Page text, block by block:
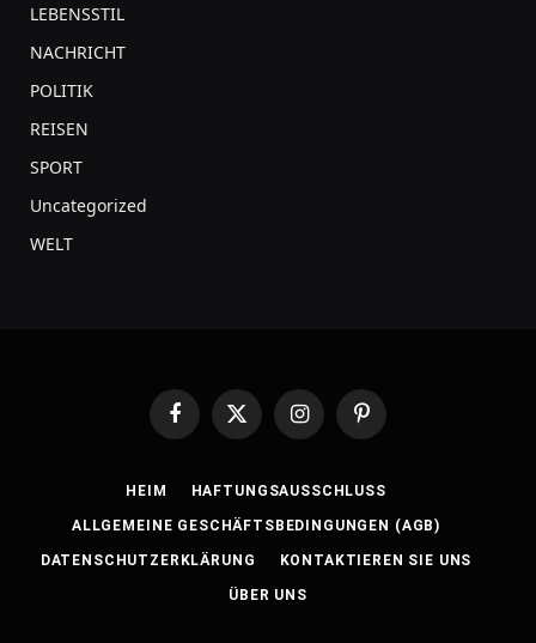
LEBENSSTIL
NACHRICHT
POLITIK
REISEN
SPORT
Uncategorized
WELT
FacebookX
(Twitter)
InstagramPinterest
HEIM HAFTUNGSAUSSCHLUSS
ALLGEMEINE GESCHÄFTSBEDINGUNGEN (AGB)
DATENSCHUTZERKLÄRUNG KONTAKTIEREN SIE UNS
ÜBER UNS